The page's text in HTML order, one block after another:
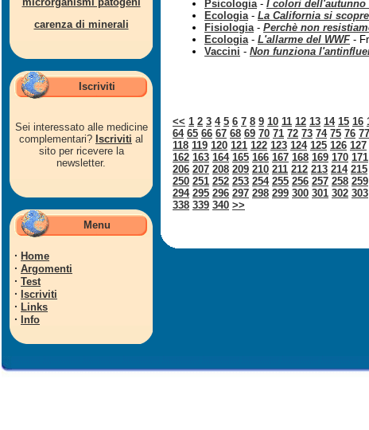
carenza di minerali
Iscriviti
Sei interessato alle medicine
complementari? Iscriviti al
sito per ricevere la
newsletter.
Menu
· Home
· Argomenti
· Test
· Iscriviti
· Links
· Info
Psicologia- I colori dell'autunno
Ecologia- La California si
Fisiologia- Perchè non
Ecologia- L'allarme del WWF-
Vaccini - Non funziona
<< 1 2 3 4 5 6 7 8 9 10 11 12 13 14 15 16
64 65 66 67 68 69 70 71 72 73 74 75 76 77
118 119 120 121 122 123 124 125 126 127
162 163 164 165 166 167 168 169 170 171
206 207 208 209 210 211 212 213 214 215
250 251 252 253 254 255 256 257 258 259
294 295 296 297 298 299 300 301 302 303
338 339 340 >>